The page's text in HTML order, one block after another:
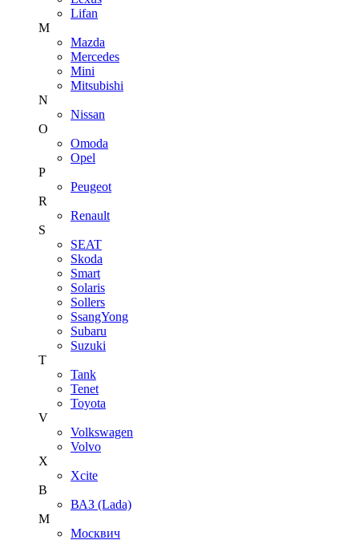
Lifan
M
Mazda
Mercedes
Mini
Mitsubishi
N
Nissan
O
Omoda
Opel
P
Peugeot
R
Renault
S
SEAT
Skoda
Smart
Solaris
Sollers
SsangYong
Subaru
Suzuki
T
Tank
Tenet
Toyota
V
Volkswagen
Volvo
X
Xcite
В
ВАЗ (Lada)
М
Москвич